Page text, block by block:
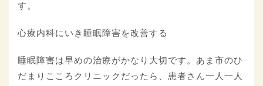
す。
心療内科にいき睡眠障害を改善する
睡眠障害は早めの治療がかなり大切です。あま市のひ
だまりこころクリニックだったら、患者さん一人一人